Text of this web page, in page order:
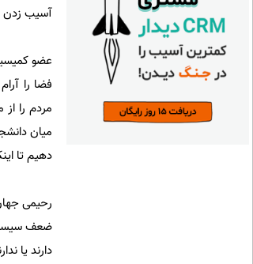
آسیب زدن
عضو
فضا را
مردم را
میان
دهیم تا
رحیمی
ضعف
دارند یا